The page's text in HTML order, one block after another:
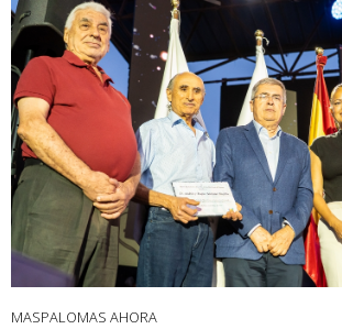
MASPALOMAS AHORA